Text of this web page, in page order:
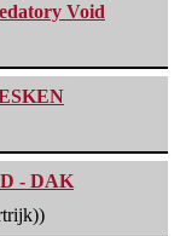
Void
- DAK